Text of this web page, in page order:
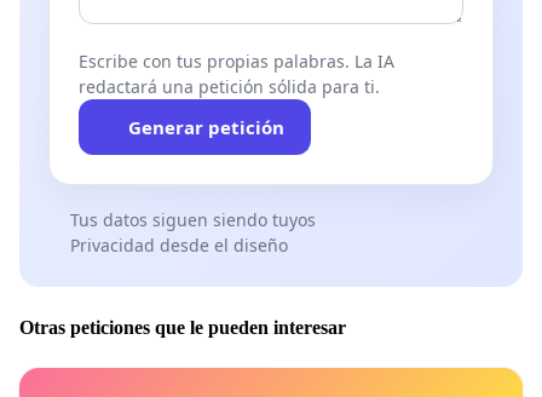
Escribe con tus propias palabras. La IA
redactará una petición sólida para ti.
Generar petición
Tus datos siguen siendo tuyos
Privacidad desde el diseño
Otras peticiones que le pueden interesar